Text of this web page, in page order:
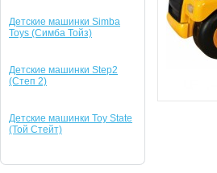
Детские машинки Simba
Toys (Симба Тойз)
Детские машинки Step2
(Степ 2)
Детские машинки Toy State
(Той Стейт)